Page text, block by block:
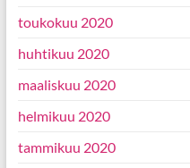
toukokuu 2020
huhtikuu 2020
maaliskuu 2020
helmikuu 2020
tammikuu 2020